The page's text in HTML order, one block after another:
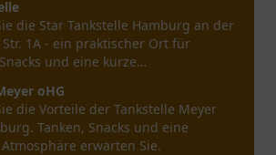
die Star Tankstelle Hamburg an der
1A - ein praktischer Ort für
und eine kurze
oHG
die Vorteile der Tankstelle Meyer
Tanken, Snacks und eine
erwarten Sie.